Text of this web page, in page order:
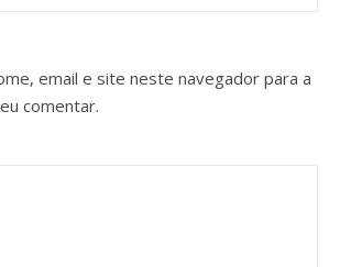
email e site neste navegador para a
comentar.